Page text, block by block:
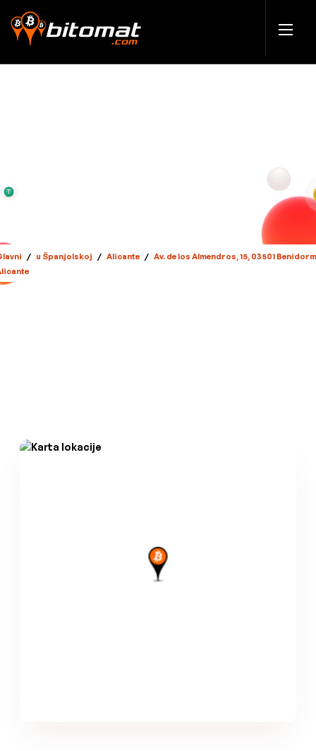
/ u Španjolskoj / Alicante / Av. de los Almendros, 15, 03501